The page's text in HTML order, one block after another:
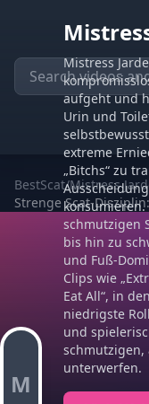
BestScat/Mistress
Strenge Scat-
M
Mistress
aufgeht und
Urin und
extreme
„Bitchs“ zu
schmutzigen
bis hin zu
und Fuß-
Clips wie
Eat All“, in
niedrigste
und
schmutzigen,
unterwerfen.